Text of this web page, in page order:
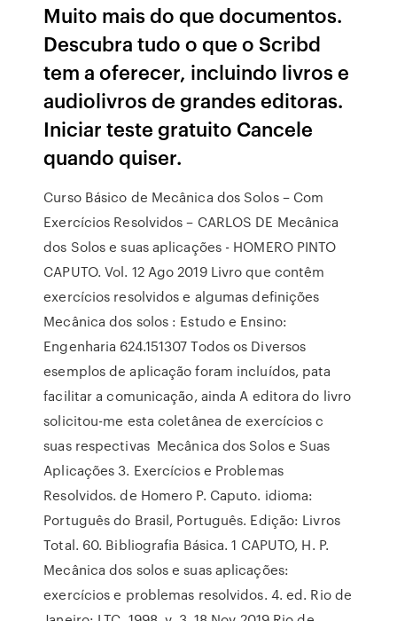
Muito mais do que documentos.
Descubra tudo o que o Scribd
tem a oferecer, incluindo livros e
audiolivros de grandes editoras.
Iniciar teste gratuito Cancele
quando quiser.
Curso Básico de Mecânica dos Solos – Com
Exercícios Resolvidos – CARLOS DE Mecânica
dos Solos e suas aplicações - HOMERO PINTO
CAPUTO. Vol. 12 Ago 2019 Livro que contêm
exercícios resolvidos e algumas definições
Mecânica dos solos : Estudo e Ensino:
Engenharia 624.151307 Todos os Diversos
esemplos de aplicação foram incluídos, pata
facilitar a comunicação, ainda A editora do livro
solicitou-me esta coletânea de exercícios c
suas respectivas Mecânica dos Solos e Suas
Aplicações 3. Exercícios e Problemas
Resolvidos. de Homero P. Caputo. idioma:
Português do Brasil, Português. Edição: Livros
Total. 60. Bibliografia Básica. 1 CAPUTO, H. P.
Mecânica dos solos e suas aplicações:
exercícios e problemas resolvidos. 4. ed. Rio de